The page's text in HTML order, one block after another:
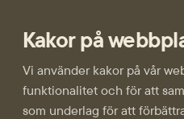
Kakor på
Vi använder kakor på vår
funktionalitet och för att
som underlag för att